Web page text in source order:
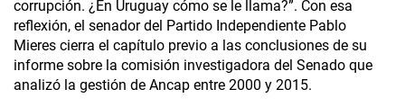
corrupción. ¿En Uruguay cómo se le llama?”. Con esa
reflexión, el senador del Partido Independiente Pablo
Mieres cierra el capítulo previo a las conclusiones de su
informe sobre la comisión investigadora del Senado que
analizó la gestión de Ancap entre 2000 y 2015.